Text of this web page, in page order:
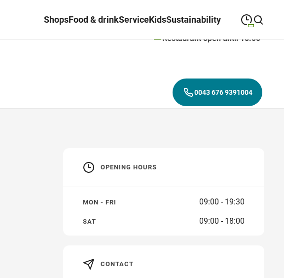
ShopsFood & drinkServiceKidsSustainability
Tuesday
TUESDAY 19:00
WEDNESDAY 09:00—19:00
Friday
Saturday
Restaurant open until 18:00
0043 676 9391004
OPENING HOURS
MON - FRI 09:00 - 19:30
SAT 09:00 - 18:00
CONTACT